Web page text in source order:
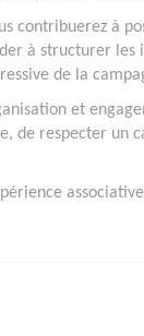
contribuerez à
à structurer
de la
et
de respecter un